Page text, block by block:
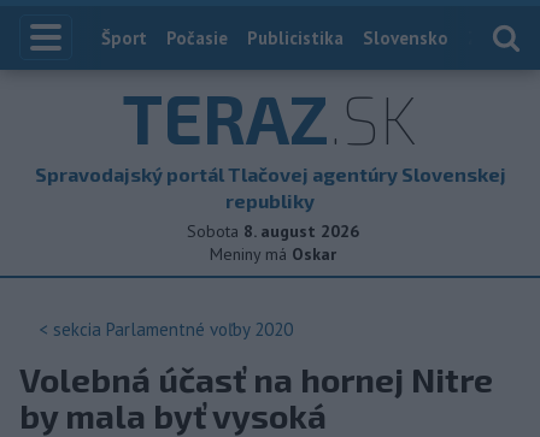
Index
Šport Počasie Publicistika Slovensko
TERAZ.SK
Spravodajský portál Tlačovej agentúry Slovenskej
republiky
Sobota 8. august 2026
Meniny má Oskar
< sekcia Parlamentné voľby 2020
Volebná účasť na hornej Nitre
by mala byť vysoká